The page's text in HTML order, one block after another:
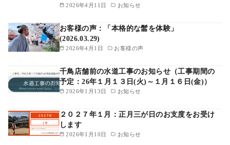
2026年4月11日 お知らせ
2026年4月1日 お客様の声
お客様の声：「本格的な髷を体験」
(2026.03.29)
2026年1月13日 お知らせ
千鳥店舗前の水道工事のお知らせ（工事期間の
予定：26年１月１３日(火)～１月１６日(金)）
2026年1月10日 お知らせ
２０２７年１月：正月三が日のお支度をお受け
します